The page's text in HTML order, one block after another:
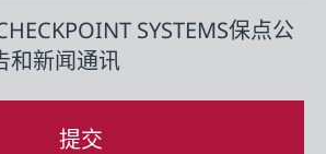
SYSTEMS保点公
和新闻通讯